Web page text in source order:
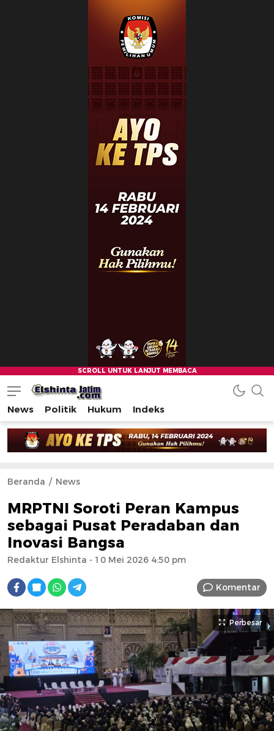
News Politik Hukum Indeks
Beranda News
MRPTNI Soroti Peran Kampus
sebagai Pusat Peradaban dan
Inovasi Bangsa
Redaktur Elshinta - 10 Mei 2026 4:50 pm
Komentar
Perbesar